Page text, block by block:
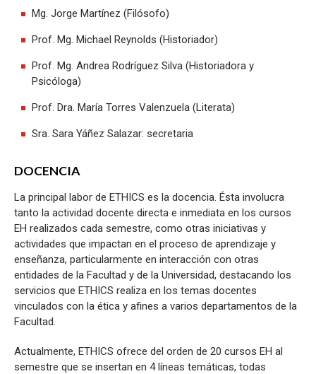
Mg. Jorge Martínez (Filósofo)
Prof. Mg. Michael Reynolds (Historiador)
Prof. Mg. Andrea Rodríguez Silva (Historiadora y
Psicóloga)
Prof. Dra. María Torres Valenzuela (Literata)
Sra. Sara Yáñez Salazar: secretaria
DOCENCIA
La principal labor de ETHICS es la docencia. Ésta involucra
tanto la actividad docente directa e inmediata en los cursos
EH realizados cada semestre, como otras iniciativas y
actividades que impactan en el proceso de aprendizaje y
enseñanza, particularmente en interacción con otras
entidades de la Facultad y de la Universidad, destacando los
servicios que ETHICS realiza en los temas docentes
vinculados con la ética y afines a varios departamentos de la
Facultad.
Actualmente, ETHICS ofrece del orden de 20 cursos EH al
semestre que se insertan en 4 líneas temáticas, todas